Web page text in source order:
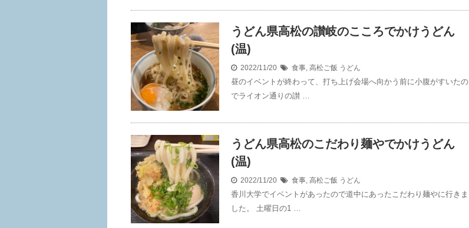
うどん県高松の讃岐のこころでかけうどん
(温)
2022/11/20 食事, 高松ご飯 うどん
昼のイベントが終わって、打ち上げ会場へ向かう前に小腹がすいたの
でライオン通りの讃 …
うどん県高松のこだわり麺やでかけうどん
(温)
2022/11/20 食事, 高松ご飯 うどん
香川大学でイベントがあったので道中にあったこだわり麺やに行きま
した。 土曜日の1 …